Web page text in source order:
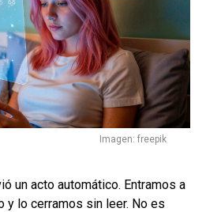
Imagen: freepik
un acto automático. Entramos a
y lo cerramos sin leer. No es